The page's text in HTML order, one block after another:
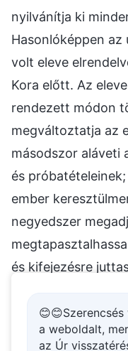
nyilvánítja ki
Hasonlóképpen az
volt eleve
Kora előtt. Az
rendezett módon
megváltoztatja az
másodszor aláveti
és
ember
negyedszer
és kifejezésre
számára, hogy
teljesen
a weboldalt,
az Úr